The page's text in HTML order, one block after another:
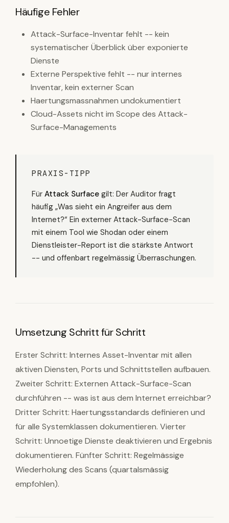
Häufige Fehler
Attack-Surface-Inventar fehlt -- kein
systematischer Überblick über exponierte
Dienste
Externe Perspektive fehlt -- nur internes
Inventar, kein externer Scan
Haertungsmassnahmen undokumentiert
Cloud-Assets nicht im Scope des Attack-
Surface-Managements
PRAXIS-TIPP
Für Attack Surface gilt: Der Auditor fragt
häufig „Was sieht ein Angreifer aus dem
Internet?“ Ein externer Attack-Surface-Scan
mit einem Tool wie Shodan oder einem
Dienstleister-Report ist die stärkste Antwort
-- und offenbart regelmässig Überraschungen.
Umsetzung Schritt für Schritt
Erster Schritt: Internes Asset-Inventar mit allen
aktiven Diensten, Ports und Schnittstellen aufbauen.
Zweiter Schritt: Externen Attack-Surface-Scan
durchführen -- was ist aus dem Internet erreichbar?
Dritter Schritt: Haertungsstandards definieren und
für alle Systemklassen dokumentieren. Vierter
Schritt: Unnoetige Dienste deaktivieren und Ergebnis
dokumentieren. Fünfter Schritt: Regelmässige
Wiederholung des Scans (quartalsmässig
empfohlen).